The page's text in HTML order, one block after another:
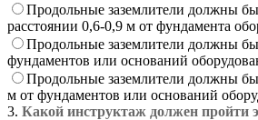
Продольные заземлители должны
расстоянии 0,6-0,9 м от фундамента
Продольные заземлители должны
фундаментов или оснований
Продольные заземлители должны
м от фундаментов или оснований
3. Какой инструктаж должен пройти